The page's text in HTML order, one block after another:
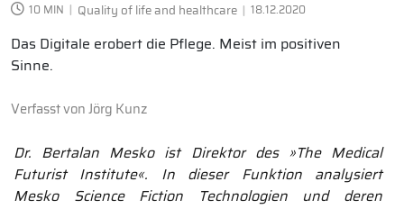
10 MIN Quality of life and healthcare 18.12.2020
Das Digitale erobert die Pflege. Meist im positiven
Sinne.
Verfasst vonJörg Kunz
Dr. Bertalan Mesko ist Direktor des »The Medical
Futurist Institute«. In dieser Funktion analysiert
Mesko Science Fiction Technologien und deren